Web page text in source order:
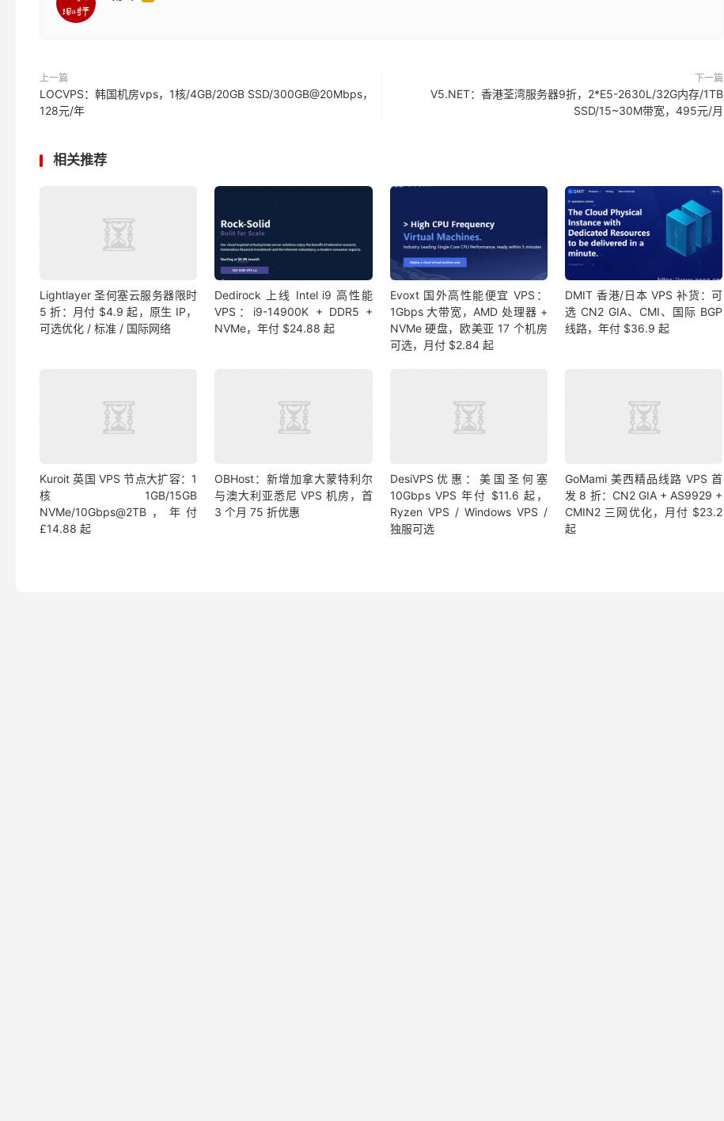
上一篇
LOCVPS：韩国机房vps，1核/4GB/20GB SSD/300GB@20Mbps，
128元/年
下一篇
V5.NET：香港荃湾服务器9折，2*E5-2630L/32G内存/1TB
SSD/15~30M带宽，495元/月
相关推荐
Lightlayer 圣何塞云服务器限时
5 折：月付 $4.9 起，原生 IP，
可选优化 / 标准 / 国际网络
Dedirock 上线 Intel i9 高性能
VPS：i9-14900K + DDR5 +
NVMe，年付 $24.88 起
Evoxt 国外高性能便宜 VPS：
1Gbps 大带宽，AMD 处理器 +
NVMe 硬盘，欧美亚 17 个机房
可选，月付 $2.84 起
DMIT 香港/日本 VPS 补货：可
选 CN2 GIA、CMI、国际 BGP
线路，年付 $36.9 起
Kuroit 英国 VPS 节点大扩容：1
核1GB/15GB
NVMe/10Gbps@2TB，年付
£14.88 起
OBHost：新增加拿大蒙特利尔
与澳大利亚悉尼 VPS 机房，首
3 个月 75 折优惠
DesiVPS优惠：美国圣何塞
10Gbps VPS 年付 $11.6 起，
Ryzen VPS / Windows VPS /
独服可选
GoMami 美西精品线路 VPS 首
发 8 折：CN2 GIA + AS9929 +
CMIN2 三网优化，月付 $23.2
起